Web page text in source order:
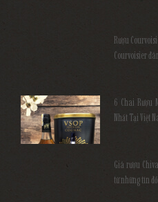
Rượu
Courvoisier
6 Chai Rượu
Nhất Tại Việt
Giá rượu
từ những tín